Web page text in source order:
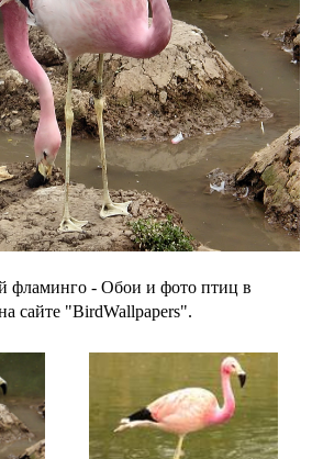
фламинго - Обои и фото птиц в
сайте "BirdWallpapers".